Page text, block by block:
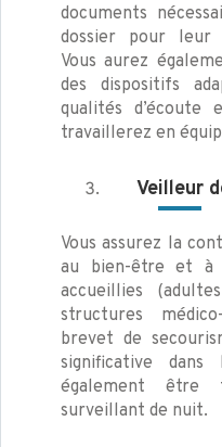
documents
dossier pour leur
Vous aurez
des dispositifs
qualités d’écoute
travaillerez en
Veilleur
Vous assurez la
au bien-être et à
accueillies
structures
brevet de
significative
également être
surveillant de nuit.